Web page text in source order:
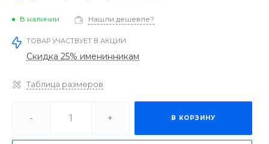
В наличии Нашли дешевле?
ТОВАР УЧАСТВУЕТ В АКЦИИ
Скидка 25% именинникам
Таблица размеров
- + В КОРЗИНУ